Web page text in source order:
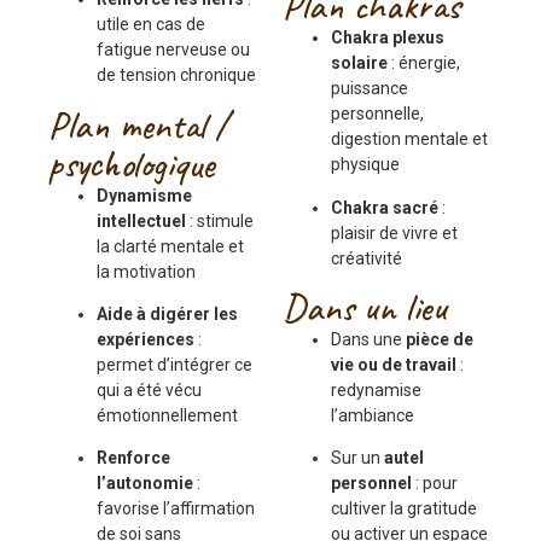
utile en cas de
fatigue nerveuse ou
de tension chronique
Plan mental /
psychologique
Dynamisme
intellectuel : stimule
la clarté mentale et
la motivation
Aide à digérer les
expériences :
permet d’intégrer ce
qui a été vécu
émotionnellement
Renforce
l’autonomie :
favorise l’affirmation
de soi sans
Chakra plexus
solaire : énergie,
puissance
personnelle,
digestion mentale et
physique
Chakra sacré :
plaisir de vivre et
créativité
Dans un lieu
Dans une pièce de
vie ou de travail :
redynamise
l’ambiance
Sur un autel
personnel : pour
cultiver la gratitude
ou activer un espace